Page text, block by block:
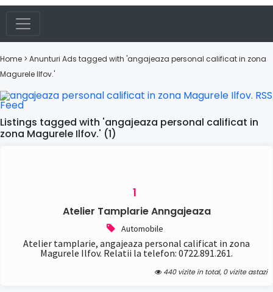
Home > Anunturi Ads tagged with 'angajeaza personal calificat in zona
Magurele Ilfov.'
Listings tagged with 'angajeaza personal calificat in
zona Magurele Ilfov.' (1)
1
Atelier Tamplarie Anngajeaza
Automobile
Atelier tamplarie, angajeaza personal calificat in zona
Magurele Ilfov. Relatii la telefon: 0722.891.261.
440 vizite in total, 0 vizite astazi